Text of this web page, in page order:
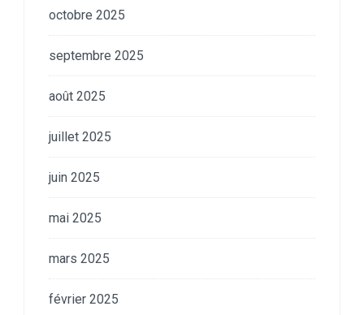
octobre 2025
septembre 2025
août 2025
juillet 2025
juin 2025
mai 2025
mars 2025
février 2025